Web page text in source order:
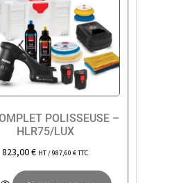
POLISSEUSE –
HLR75/LUX
823,00€ HT /987,60 €TTC